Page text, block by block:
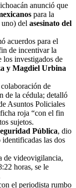
anunció que
para la
del asesinato del
acuerdos para el
de incentivar la
los investigados de
y Magdiel Urbina
de
de la cédula; detalló
Asuntos Policiales
roja “con el fin
sujetos.
Pública, dio
las dos
de videovigilancia,
horas, se le
el periodista rumbo